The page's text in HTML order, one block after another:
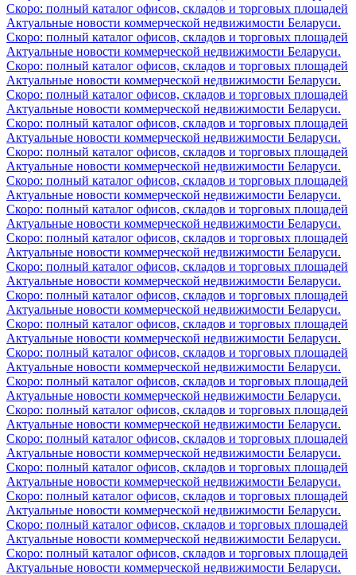
Скоро: полный каталог офисов, складов и торговых площадей
Актуальные новости коммерческой недвижимости Беларуси.
Скоро: полный каталог офисов, складов и торговых площадей
Актуальные новости коммерческой недвижимости Беларуси.
Скоро: полный каталог офисов, складов и торговых площадей
Актуальные новости коммерческой недвижимости Беларуси.
Скоро: полный каталог офисов, складов и торговых площадей
Актуальные новости коммерческой недвижимости Беларуси.
Скоро: полный каталог офисов, складов и торговых площадей
Актуальные новости коммерческой недвижимости Беларуси.
Скоро: полный каталог офисов, складов и торговых площадей
Актуальные новости коммерческой недвижимости Беларуси.
Скоро: полный каталог офисов, складов и торговых площадей
Актуальные новости коммерческой недвижимости Беларуси.
Скоро: полный каталог офисов, складов и торговых площадей
Актуальные новости коммерческой недвижимости Беларуси.
Скоро: полный каталог офисов, складов и торговых площадей
Актуальные новости коммерческой недвижимости Беларуси.
Скоро: полный каталог офисов, складов и торговых площадей
Актуальные новости коммерческой недвижимости Беларуси.
Скоро: полный каталог офисов, складов и торговых площадей
Актуальные новости коммерческой недвижимости Беларуси.
Скоро: полный каталог офисов, складов и торговых площадей
Актуальные новости коммерческой недвижимости Беларуси.
Скоро: полный каталог офисов, складов и торговых площадей
Актуальные новости коммерческой недвижимости Беларуси.
Скоро: полный каталог офисов, складов и торговых площадей
Актуальные новости коммерческой недвижимости Беларуси.
Скоро: полный каталог офисов, складов и торговых площадей
Актуальные новости коммерческой недвижимости Беларуси.
Скоро: полный каталог офисов, складов и торговых площадей
Актуальные новости коммерческой недвижимости Беларуси.
Скоро: полный каталог офисов, складов и торговых площадей
Актуальные новости коммерческой недвижимости Беларуси.
Скоро: полный каталог офисов, складов и торговых площадей
Актуальные новости коммерческой недвижимости Беларуси.
Скоро: полный каталог офисов, складов и торговых площадей
Актуальные новости коммерческой недвижимости Беларуси.
Скоро: полный каталог офисов, складов и торговых площадей
Актуальные новости коммерческой недвижимости Беларуси.